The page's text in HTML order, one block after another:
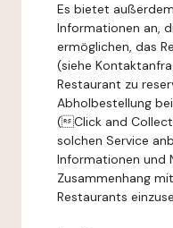
Es bietet
Informationen an,
ermöglichen, das
(siehe
Restaurant zu
Abholbestellung
(Click and
solchen Service
Informationen und
Zusammenhang
Restaurants